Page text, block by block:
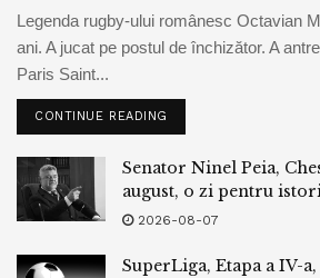
Legenda rugby-ului românesc Octavian
ani. A jucat pe postul de închizător. A
Paris Saint...
CONTINUE READING
Senator Ninel Peia,
august, o zi pentru
2026-08-07
SuperLiga, Etapa a IV-